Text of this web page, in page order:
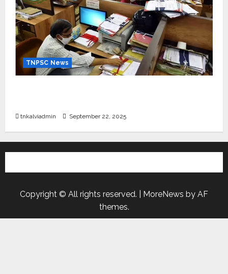
TNPSC News
tnkalviadmin September 22, 2025
Copyright © All rights reserved. MoreNews by AF
themes.